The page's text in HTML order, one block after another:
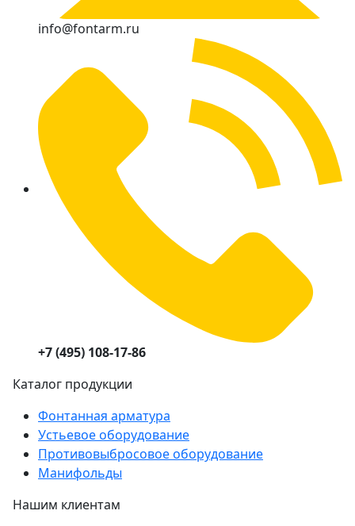
info@fontarm.ru
+7 (495) 108-17-86
Каталог продукции
Фонтанная арматура
Устьевое оборудование
Противовыбросовое оборудование
Манифольды
Нашим клиентам